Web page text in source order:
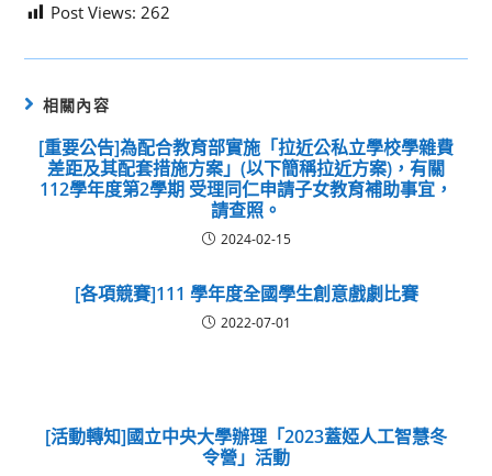
Post Views: 262
相關內容
[重要公告]為配合教育部實施「拉近公私立學校學雜費
差距及其配套措施方案」(以下簡稱拉近方案)，有關
112學年度第2學期 受理同仁申請子女教育補助事宜，
請查照。
2024-02-15
[各項競賽]111 學年度全國學生創意戲劇比賽
2022-07-01
[活動轉知]國立中央大學辦理「2023蓋婭人工智慧冬
令營」活動